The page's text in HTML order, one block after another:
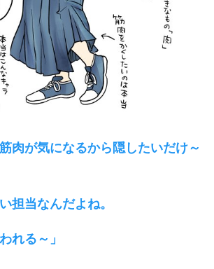
肉が気になるから隠したいだけ～
担当なんだよね。
れる～」